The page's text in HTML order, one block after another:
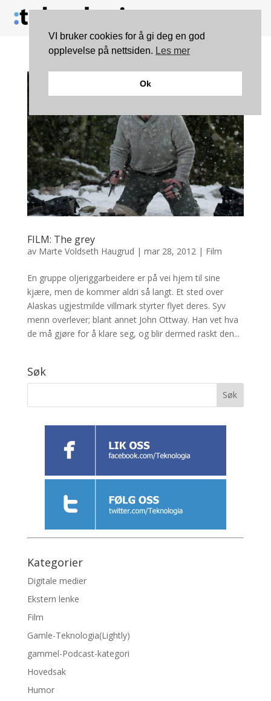
FILM: The grey
av Marte Voldseth Haugrud | mar 28, 2012 | Film
En gruppe oljeriggarbeidere er på vei hjem til sine
kjære, men de kommer aldri så langt. Et sted over
Alaskas ugjestmilde villmark styrter flyet deres. Syv
menn overlever; blant annet John Ottway. Han vet hva
de må gjøre for å klare seg, og blir dermed raskt den...
Søk
Kategorier
Digitale medier
Ekstern lenke
Film
Gamle-Teknologia(Lightly)
gammel-Podcast-kategori
Hovedsak
Humor
VI bruker cookies for å gi deg en god
opplevelse på nettsiden. Les mer
Ok